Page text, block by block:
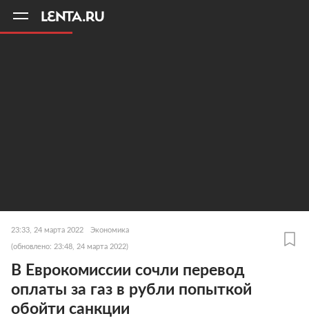
23:33, 24 марта 2022 Экономика
(обновлено: 23:48, 24 марта 2022)
В Еврокомиссии сочли перевод
оплаты за газ в рубли попыткой
обойти санкции